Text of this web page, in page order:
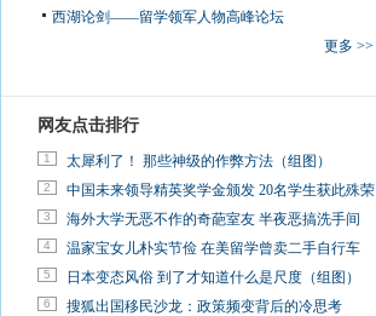
西湖论剑——留学领军人物高峰论坛
更多 >>
网友点击排行
1 太犀利了！ 那些神级的作弊方法（组图）
2 中国未来领导精英奖学金颁发 20名学生获此殊荣
3 海外大学无恶不作的奇葩室友 半夜恶搞洗手间
4 温家宝女儿朴实节俭 在美留学曾卖二手自行车
5 日本变态风俗 到了才知道什么是尺度（组图）
6 搜狐出国移民沙龙：政策频变背后的冷思考